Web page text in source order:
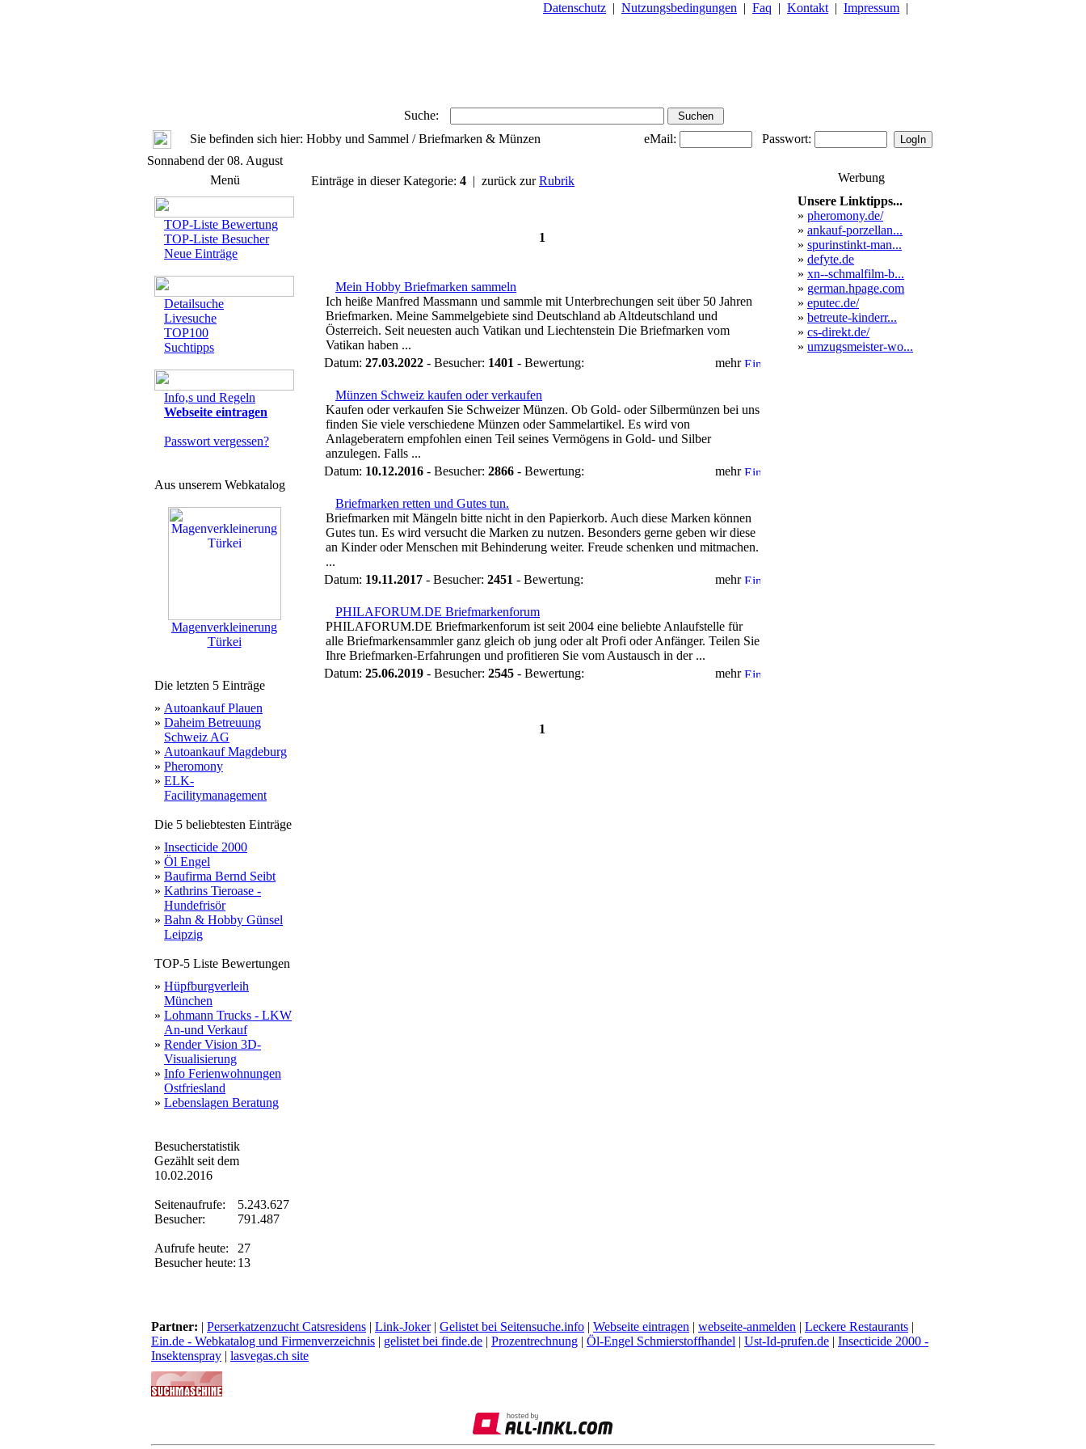
Datenschutz | Nutzungsbedingungen | Faq | Kontakt | Impressum |
Suche:
Sie befinden sich hier: Hobby und Sammel / Briefmarken & Münzen
eMail:
Passwort:
Sonnabend der 08. August
Menü
TOP-Liste Bewertung
TOP-Liste Besucher
Neue Einträge
Detailsuche
Livesuche
TOP100
Suchtipps
Info,s und Regeln
Webseite eintragen
Passwort vergessen?
Aus unserem Webkatalog
Magenverkleinerung
Türkei
Die letzten 5 Einträge
» Autoankauf Plauen
» Daheim Betreuung
Schweiz AG
» Autoankauf Magdeburg
» Pheromony
» ELK-
Facilitymanagement
Die 5 beliebtesten Einträge
» Insecticide 2000
» Öl Engel
» Baufirma Bernd Seibt
» Kathrins Tieroase -
Hundefrisör
» Bahn & Hobby Günsel
Leipzig
TOP-5 Liste Bewertungen
» Hüpfburgverleih
München
» Lohmann Trucks - LKW
An-und Verkauf
» Render Vision 3D-
Visualisierung
» Info Ferienwohnungen
Ostfriesland
» Lebenslagen Beratung
Besucherstatistik
Gezählt seit dem
10.02.2016
Seitenaufrufe:
Besucher:
Aufrufe heute:
Besucher heute:
5.243.627
791.487
27
13
Einträge in dieser Kategorie: 4 | zurück zurRubrik
1
Mein Hobby Briefmarken sammeln
Ich heiße Manfred Massmann und sammle mit Unterbrechungen seit über 50 Jahren
Briefmarken. Meine Sammelgebiete sind Deutschland ab Altdeutschland und
Österreich. Seit neuesten auch Vatikan und Liechtenstein Die Briefmarken vom
Vatikan haben ...
Datum: 27.03.2022 - Besucher: 1401 - Bewertung: mehr
Münzen Schweiz kaufen oder verkaufen
Kaufen oder verkaufen Sie Schweizer Münzen. Ob Gold- oder Silbermünzen bei uns
finden Sie viele verschiedene Münzen oder Sammelartikel. Es wird von
Anlageberatern empfohlen einen Teil seines Vermögens in Gold- und Silber
anzulegen. Falls ...
Datum: 10.12.2016 - Besucher: 2866 - Bewertung: mehr
Briefmarken retten und Gutes tun.
Briefmarken mit Mängeln bitte nicht in den Papierkorb. Auch diese Marken können
Gutes tun. Es wird versucht die Marken zu nutzen. Besonders gerne geben wir diese
an Kinder oder Menschen mit Behinderung weiter. Freude schenken und mitmachen.
...
Datum: 19.11.2017 - Besucher: 2451 - Bewertung: mehr
PHILAFORUM.DE Briefmarkenforum
PHILAFORUM.DE Briefmarkenforum ist seit 2004 eine beliebte Anlaufstelle für
alle Briefmarkensammler ganz gleich ob jung oder alt Profi oder Anfänger. Teilen Sie
Ihre Briefmarken-Erfahrungen und profitieren Sie vom Austausch in der ...
Datum: 25.06.2019 - Besucher: 2545 - Bewertung: mehr
1
Werbung
Unsere Linktipps...
» pheromony.de/
» ankauf-porzellan...
» spurinstinkt-man...
» defyte.de
» xn--schmalfilm-b...
» german.hpage.com
» eputec.de/
» betreute-kinderr...
» cs-direkt.de/
» umzugsmeister-wo...
Partner: | Perserkatzenzucht Catsresidens | Link-Joker| Gelistet bei Seitensuche.info | Webseite eintragen | webseite-anmelden | Leckere Restaurants |
Ein.de - Webkatalog und Firmenverzeichnis | gelistet bei finde.de | Prozentrechnung | Öl-Engel Schmierstoffhandel | Ust-Id-prufen.de | Insecticide 2000 -
Insektenspray | lasvegas.ch site